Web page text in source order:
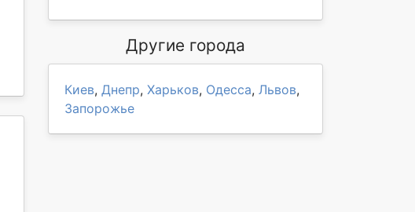
Другие города
Киев, Днепр, Харьков, Одесса, Львов,
Запорожье